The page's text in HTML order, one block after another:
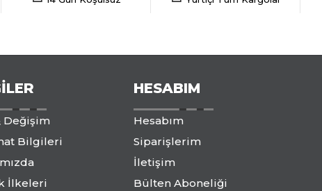
Değişim
Bilgileri
İlkeleri
HESABIM
Hesabım
Siparişlerim
İletişim
Bülten Aboneliği